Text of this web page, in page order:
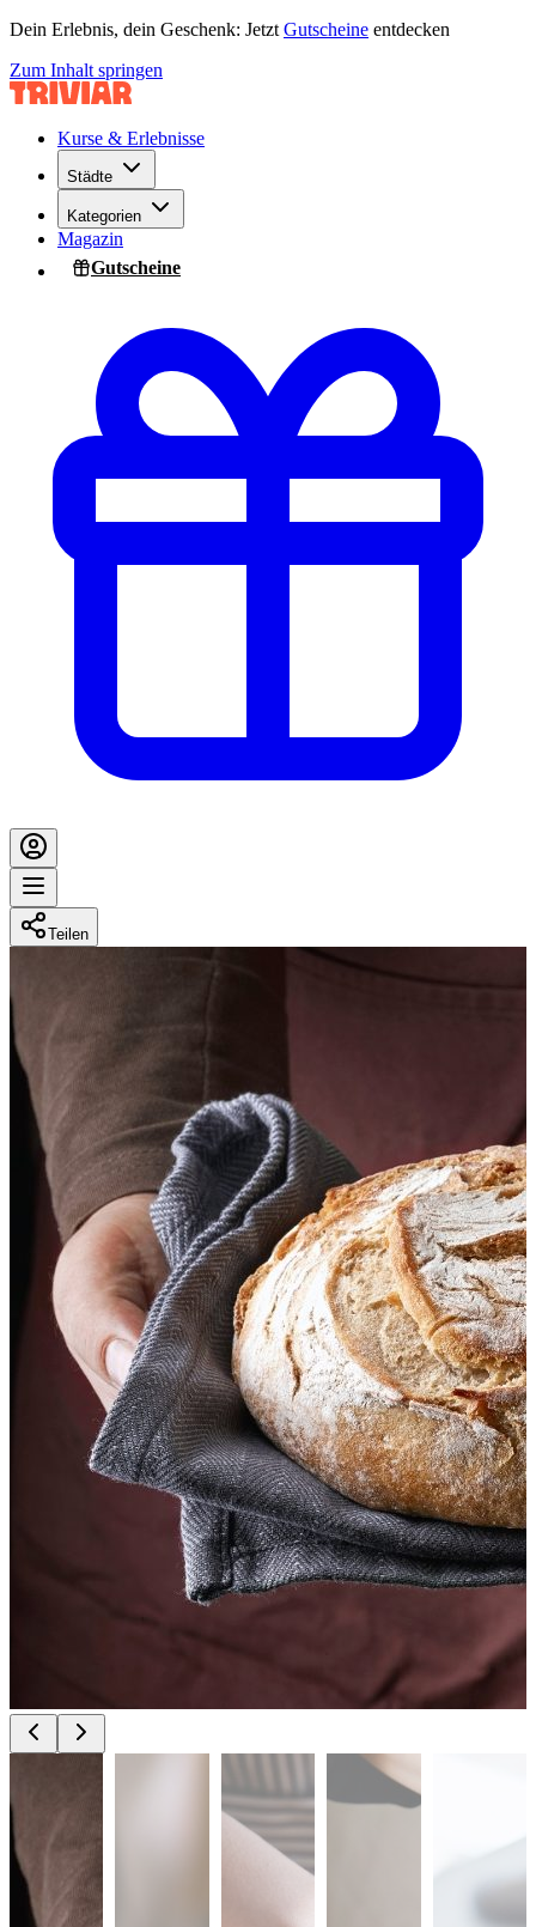
Dein Erlebnis, dein Geschenk: Jetzt Gutscheine entdecken
Zum Inhalt springen
Kurse & Erlebnisse
Städte
Kategorien
Magazin
Gutscheine
Teilen